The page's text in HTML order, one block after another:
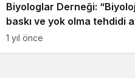
Biyologlar Derneği:
baskı ve yok olma tehdidi
1 yıl önce